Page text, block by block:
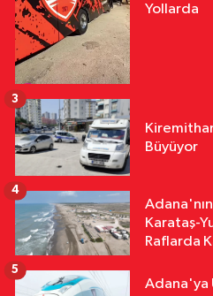
Yollarda
Büyüyor
3
Karataş-
Raflarda
4
Adana'ya
5